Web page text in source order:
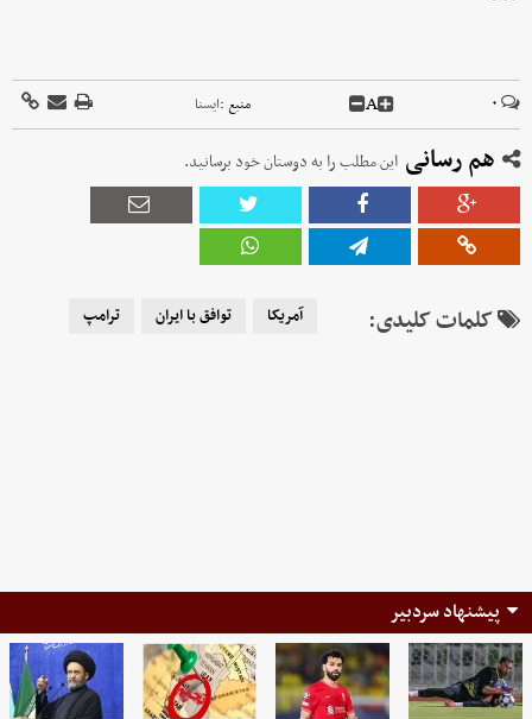
۰ A منبع :ايسنا
هم رسانی این مطلب را به دوستان خود برسانید.
کلمات کلیدی: آمریکا توافق با ایران ترامپ
پیشنهاد سردبیر